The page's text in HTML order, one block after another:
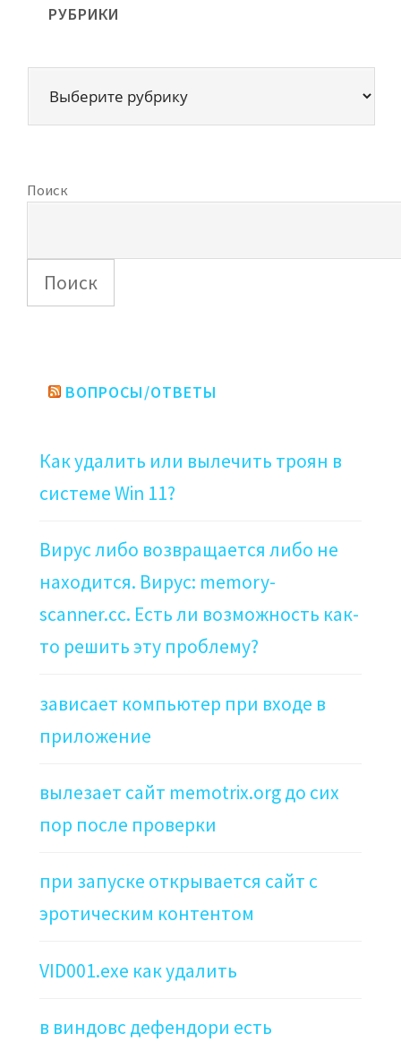
РУБРИКИ
Поиск
Поиск
ВОПРОСЫ/ОТВЕТЫ
Как удалить или вылечить троян в
системе Win 11?
Вирус либо возвращается либо не
находится. Вирус: memory-
scanner.cc. Есть ли возможность как-
то решить эту проблему?
зависает компьютер при входе в
приложение
вылезает сайт memotrix.org до сих
пор после проверки
при запуске открывается сайт с
эротическим контентом
VID001.exe как удалить
в виндовс дефендори есть